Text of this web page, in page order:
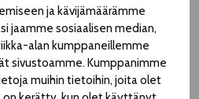
ja kävijämäärämme
jaamme sosiaalisen median,
alan kumppaneillemme
sivustoamme. Kumppanimme
muihin tietoihin, joita olet
Tanssiteatteri MD:n
Kurkistuksia tanssivaan
kruunaa kotimaisen skiffle-
Trio ravintola Göstassa.